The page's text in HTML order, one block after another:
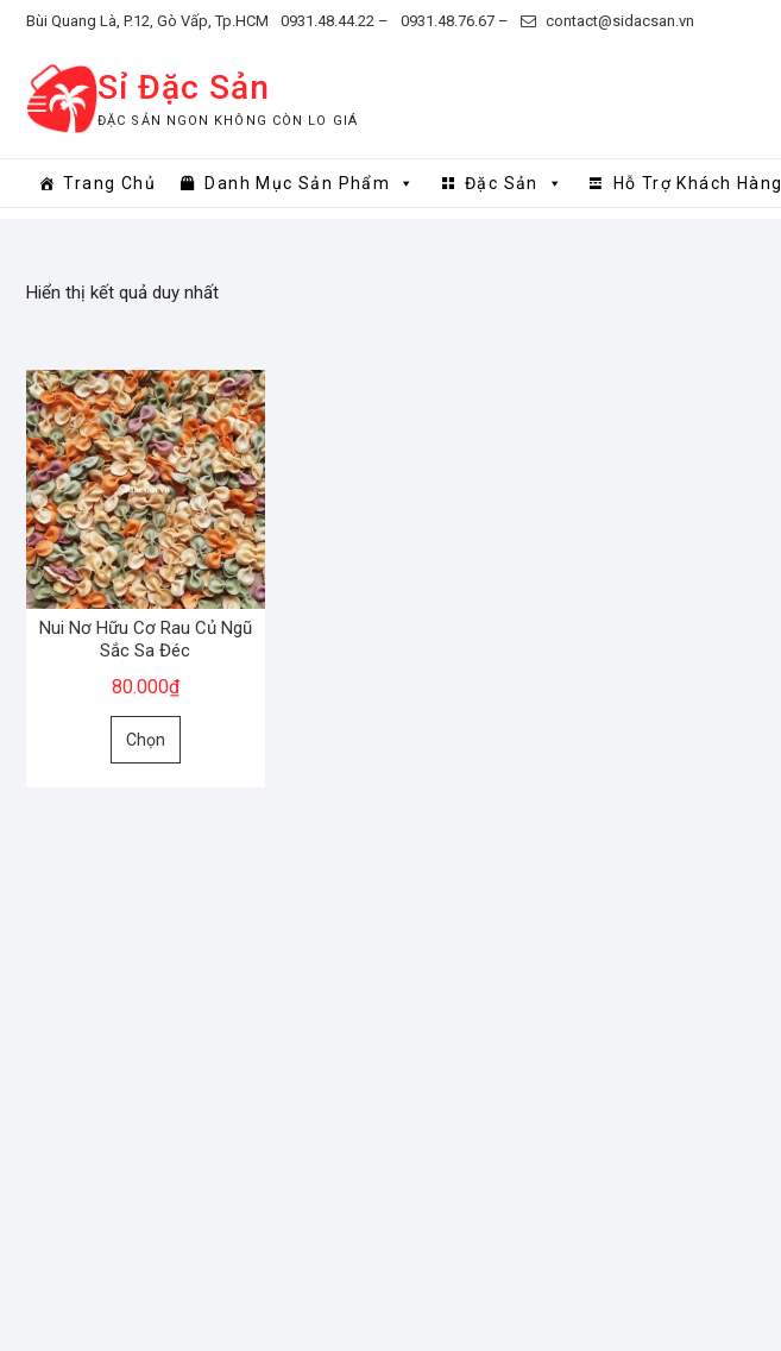
Skip
content
Bùi Quang Là, P.12, Gò Vấp, Tp.HCM 0931.48.44.22 – 0931.48.76.67 – contact@sidacsan.vn
Sỉ Đặc Sản
ĐẶC SẢN NGON KHÔNG CÒN LO GIÁ
Trang Chủ Danh Mục Sản Phẩm Đặc Sản Hỗ Trợ Khách Hàng
Hiển thị kết quả duy nhất
Nui Nơ Hữu Cơ Rau Củ Ngũ
Sắc Sa Đéc
80.000₫
Chọn
Sản